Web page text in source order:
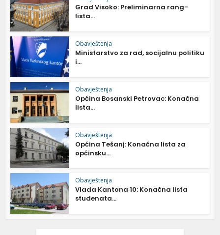
Grad Visoko: Preliminarna rang-
lista...
Obavještenja
Ministarstvo za rad, socijalnu politiku
i...
Obavještenja
Općina Bosanski Petrovac: Konačna
lista...
Obavještenja
Općina Tešanj: Konačna lista za
općinsku...
Obavještenja
Vlada Kantona 10: Konačna lista
studenata...